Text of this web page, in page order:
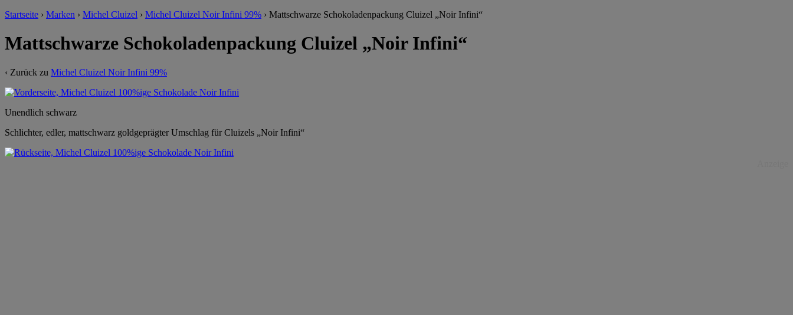
Startseite › Marken › Michel Cluizel › Michel Cluizel Noir Infini 99% › Mattschwarze Schokoladenpackung Cluizel „Noir Infini“
Mattschwarze Schokoladenpackung Cluizel „Noir Infini“
‹ Zurück zu Michel Cluizel Noir Infini 99%
Unendlich schwarz
Schlichter, edler, mattschwarz goldgeprägter Umschlag für Cluizels „Noir Infini“